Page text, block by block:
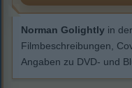
Norman Golightly in
Filmbeschreibungen,
Angaben zu DVD- und